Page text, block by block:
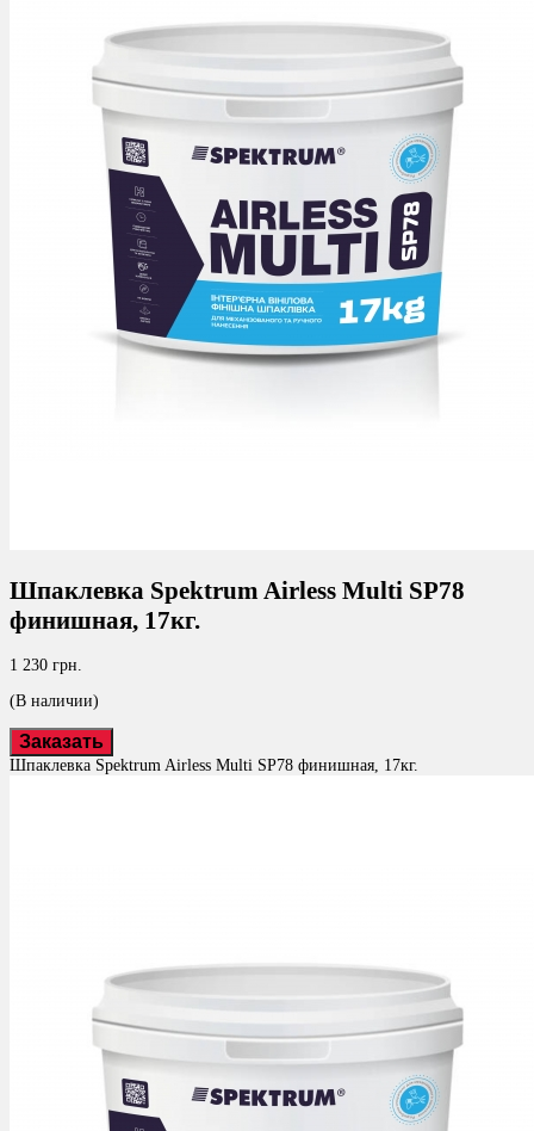
Шпаклевка Spektrum Airless Multi SP78
финишная, 17кг.
1 230 грн.
(В наличии)
Заказать
Шпаклевка Spektrum Airless Multi SP78 финишная, 17кг.